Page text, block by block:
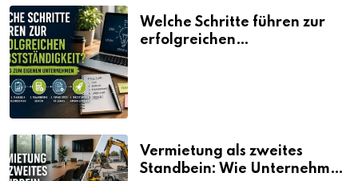
Welche Schritte führen zur
erfolgreichen
Vermietung als zweites
Standbein: Wie Unternehmen